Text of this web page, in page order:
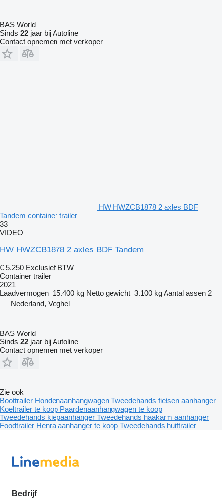
BAS World
Sinds 22 jaar bij Autoline
Contact opnemen met verkoper
HW HWZCB1878 2 axles BDF
Tandem container trailer
33
VIDEO
HW HWZCB1878 2 axles BDF Tandem
€ 5.250 Exclusief BTW
Container trailer
2021
Laadvermogen 15.400 kg Netto gewicht 3.100 kgAantal assen 2
Nederland, Veghel
BAS World
Sinds 22 jaar bij Autoline
Contact opnemen met verkoper
Zie ook
Boottrailer Hondenaanhangwagen Tweedehands fietsen aanhanger
Koeltrailer te koop Paardenaanhangwagen te koop
Tweedehands kiepaanhanger Tweedehands haakarm aanhanger
Foodtrailer Henra aanhanger te koop Tweedehands huiftrailer
Bedrijf